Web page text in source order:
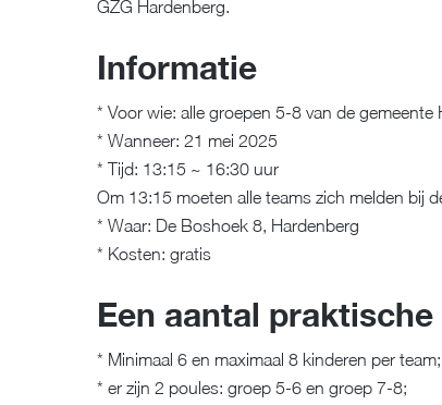
GZG Hardenberg.
Informatie
* Voor wie: alle groepen 5-8 van de gemeente
* Wanneer: 21 mei 2025
* Tijd: 13:15 ~ 16:30 uur
Om 13:15 moeten alle teams zich melden bij
* Waar: De Boshoek 8, Hardenberg
* Kosten: gratis
Een aantal
* Minimaal 6 en maximaal 8 kinderen per team;
* er zijn 2 poules: groep 5-6 en groep 7-8;